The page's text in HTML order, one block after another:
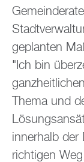
geplanten
"Ich bin
Thema und
innerhalb der
richtigen